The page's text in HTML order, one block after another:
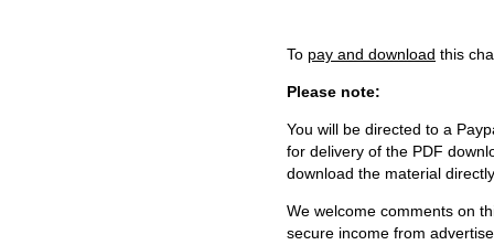
To pay and download this
Please note:
You will be directed to a
for delivery of the PDF
download the material
We welcome comments on
secure income from